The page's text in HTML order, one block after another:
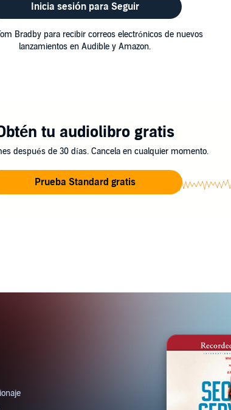
Inicia sesión para Seguir
Bradby para recibir correos electrónicos de nuevos
lanzamientos en Audible y Amazon.
tu audiolibro gratis
después de 30 días. Cancela en cualquier momento.
Prueba Standard gratis